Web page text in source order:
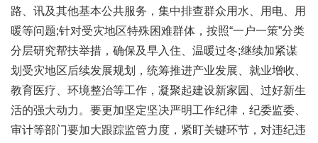
路、讯及其他基本公共服务，集中排查群众用水、用电、用
暖等问题;针对受灾地区特殊困难群体，按照“一户一策”分类
分层研究帮扶举措，确保及早入住、温暖过冬;继续加紧谋
划受灾地区后续发展规划，统筹推进产业发展、就业增收、
教育医疗、环境整治等工作，凝聚起建设新家园、过好新生
活的强大动力。要更加坚定坚决严明工作纪律，纪委监委、
审计等部门要加大跟踪监管力度，紧盯关键环节，对违纪违